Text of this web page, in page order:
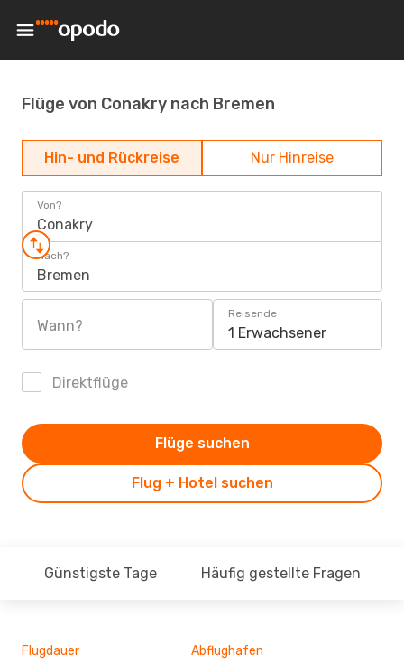
Flüge von Conakry nach Bremen
Hin- und Rückreise Nur Hinreise
Von?
Conakry
Nach?
Bremen
Wann?
Reisende
1 Erwachsener
Direktflüge
Flug + Hotel suchen
Flüge suchen
Günstigste Tage Häufig gestellte Fragen
Flugdauer Abflughafen